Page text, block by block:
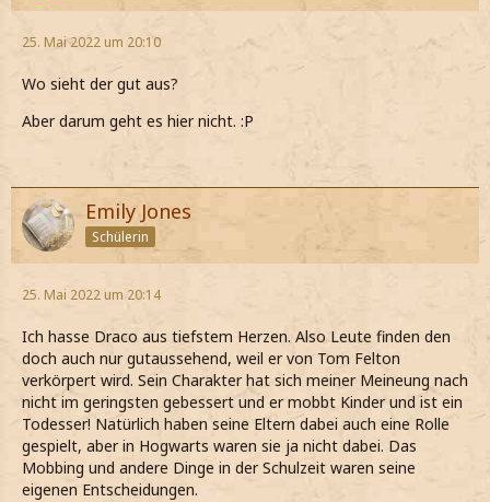
25. Mai 2022 um 20:10
Wo sieht der gut aus?
Aber darum geht es hier nicht. :P
Emily Jones
Schülerin
25. Mai 2022 um 20:14
Ich hasse Draco aus tiefstem Herzen. Also Leute finden den
doch auch nur gutaussehend, weil er von Tom Felton
verkörpert wird. Sein Charakter hat sich meiner Meineung nach
nicht im geringsten gebessert und er mobbt Kinder und ist ein
Todesser! Natürlich haben seine Eltern dabei auch eine Rolle
gespielt, aber in Hogwarts waren sie ja nicht dabei. Das
Mobbing und andere Dinge in der Schulzeit waren seine
eigenen Entscheidungen.